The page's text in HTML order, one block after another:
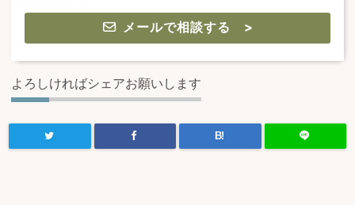
メールで相談する >
よろしければシェアお願いします
B!